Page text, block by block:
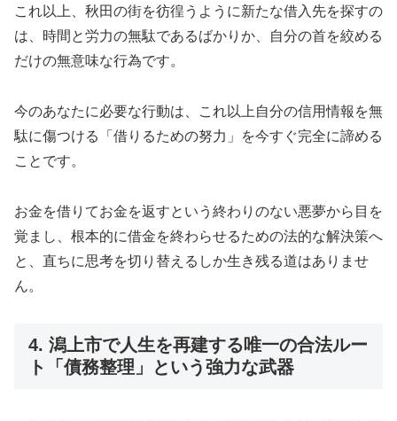
これ以上、秋田の街を彷徨うように新たな借入先を探すの
は、時間と労力の無駄であるばかりか、自分の首を絞める
だけの無意味な行為です。
今のあなたに必要な行動は、これ以上自分の信用情報を無
駄に傷つける「借りるための努力」を今すぐ完全に諦める
ことです。
お金を借りてお金を返すという終わりのない悪夢から目を
覚まし、根本的に借金を終わらせるための法的な解決策へ
と、直ちに思考を切り替えるしか生き残る道はありませ
ん。
4. 潟上市で人生を再建する唯一の合法ルー
ト「債務整理」という強力な武器